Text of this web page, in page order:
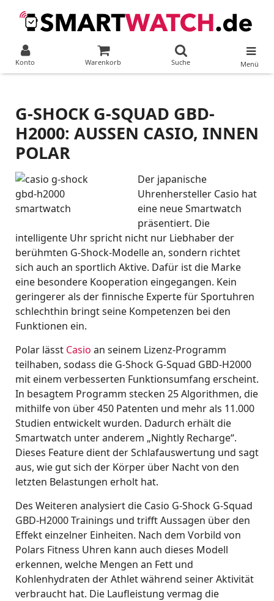
Konto Warenkorb Suche Menü
G-SHOCK G-SQUAD GBD-
H2000: AUSSEN CASIO, INNEN P
OLAR
Der japanische
Uhrenhersteller Casio hat
eine neue Smartwatch
präsentiert. Die
intelligente Uhr spricht nicht nur Liebhaber der
berühmten G-Shock-Modelle an, sondern richtet
sich auch an sportlich Aktive. Dafür ist die Marke
eine besondere Kooperation eingegangen. Kein
geringerer als der finnische Experte für Sportuhren
schlechthin bringt seine Kompetenzen bei den
Funktionen ein.
Polar lässt Casio an seinem Lizenz-Programm
teilhaben, sodass die G-Shock G-Squad GBD-H2000
mit einem verbesserten Funktionsumfang erscheint.
In besagtem Programm stecken 25 Algorithmen, die
mithilfe von über 450 Patenten und mehr als 11.000
Studien entwickelt wurden. Dadurch erhält die
Smartwatch unter anderem „Nightly Recharge“.
Dieses Feature dient der Schlafauswertung und sagt
aus, wie gut sich der Körper über Nacht von den
letzten Belastungen erholt hat.
Des Weiteren analysiert die Casio G-Shock G-Squad
GBD-H2000 Trainings und trifft Aussagen über den
Effekt einzelner Einheiten. Nach dem Vorbild von
Polars Fitness Uhren kann auch dieses Modell
erkennen, welche Mengen an Fett und
Kohlenhydraten der Athlet während seiner Aktivität
verbraucht hat. Die Laufleistung vermag die